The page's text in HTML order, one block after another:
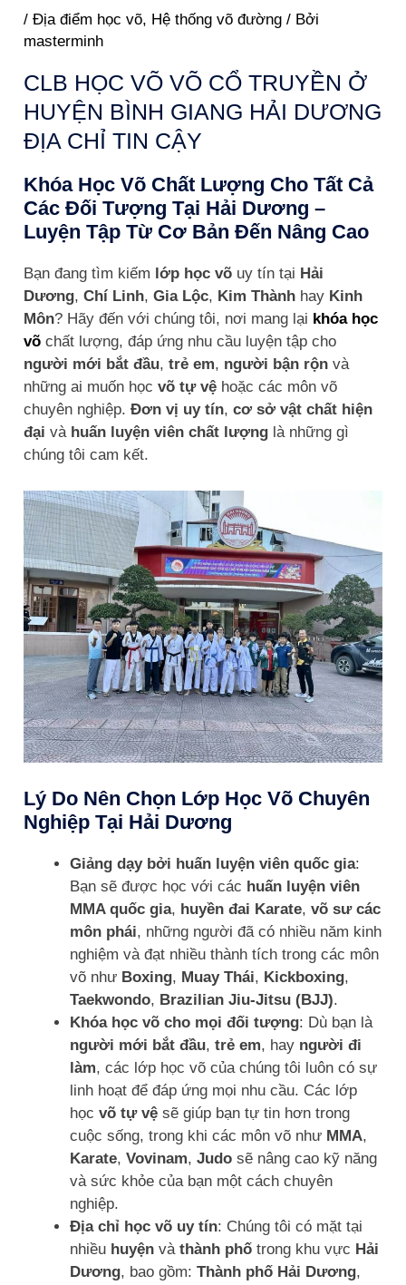
/Địa điểm học võ, Hệ thống võ đường / Bởi
masterminh
CLB HỌC VÕ VÕ CỔ TRUYỀN Ở
HUYỆN BÌNH GIANG HẢI DƯƠNG
ĐỊA CHỈ TIN CẬY
Khóa Học Võ Chất Lượng Cho Tất Cả
Các Đối Tượng Tại Hải Dương –
Luyện Tập Từ Cơ Bản Đến Nâng Cao
Bạn đang tìm kiếm lớp học võ uy tín tại Hải
Dương,Chí Linh,Gia Lộc, Kim Thành hay Kinh
Môn? Hãy đến với chúng tôi, nơi mang lại khóa học
võ chất lượng, đáp ứng nhu cầu luyện tập cho
người mới bắt đầu,trẻ em, người bận rộn và
những ai muốn họcvõ tự vệ hoặc các môn võ
chuyên nghiệp.Đơn vị uy tín,cơ sở vật chất hiện
đại và huấn luyện viên chất lượng là những gì
chúng tôi cam kết.
Lý Do Nên Chọn Lớp Học Võ Chuyên
Nghiệp Tại Hải Dương
Giảng dạy bởi huấn luyện viên quốc gia:
Bạn sẽ được học với các huấn luyện viên
MMA quốc gia, huyền đai Karate,võ sư các
môn phái, những người đã có nhiều năm kinh
nghiệm và đạt nhiều thành tích trong các môn
võ như Boxing, Muay Thái, Kickboxing,
Taekwondo, Brazilian Jiu-Jitsu (BJJ).
Khóa học võ cho mọi đối tượng: Dù bạn là
người mới bắt đầu,trẻ em, hay người đi
làm, các lớp học võ của chúng tôi luôn có sự
linh hoạt để đáp ứng mọi nhu cầu. Các lớp
họcvõ tự vệ sẽ giúp bạn tự tin hơn trong
cuộc sống, trong khi các môn võ như MMA,
Karate,Vovinam,Judo sẽ nâng cao kỹ năng
và sức khỏe của bạn một cách chuyên
nghiệp.
Địa chỉ học võ uy tín: Chúng tôi có mặt tại
nhiều huyện vàthành phố trong khu vực Hải
Dương, bao gồm:Thành phố Hải Dương,